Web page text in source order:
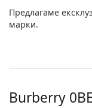
Предлагаме
марки.
Burberry